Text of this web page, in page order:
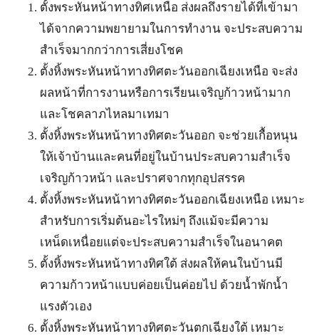
ตั้งพระหันหน้าทางทิศเหนือ ส่งผลถึงรายได้ที่เข้ามา
ได้จากความพยายามในการทำงาน จะประสบความ
สำเร็จมากกว่าการเสี่ยงโชค
ตั้งหิ้งพระหันหน้าทางทิศตะวันออกเฉียงเหนือ จะส่ง
ผลหน้าที่การงานหรือการเรียนเจริญก้าวหน้ามาก
และโชคลาภไหลมาเทมา
ตั้งหิ้งพระหันหน้าทางทิศตะวันออก จะช่วยเกื้อหนุน
ให้เจ้าบ้านและคนที่อยู่ในบ้านประสบความสำเร็จ
เจริญก้าวหน้า และปราศจากทุกอุปสรรค
ตั้งหิ้งพระหันหน้าทางทิศตะวันออกเฉียงเหนือ เหมาะ
สำหรับการเริ่มต้นอะไรใหม่ๆ ถึงแม้จะมีความ
เหน็ดเหนื่อยแต่จะประสบความสำเร็จในอนาคต
ตั้งหิ้งพระหันหน้าทางทิศใต้ ส่งผลให้คนในบ้านมี
ความก้าวหน้าแบบค่อยเป็นค่อยไป ด้วยน้ำพักน้ำ
แรงตัวเอง
ตั้งหิ้งพระหันหน้าทางทิศตะวันตกเฉียงใต้ เหมาะ